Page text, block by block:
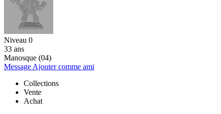
Niveau 0
33 ans
Manosque (04)
Message Ajouter comme ami
Collections
Vente
Achat